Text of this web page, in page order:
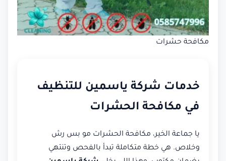
مكافحة حشرات
خدمات شركة ياسمين للتنظيف
في مكافحة الحشرات
يا جماعة الخير، مكافحة الحشرات مو بس رش
وخلاص. هي خطة متكاملة تبدأ بالفحص وتنتهي